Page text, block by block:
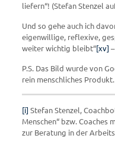
liefern“! (Stefan Stenzel
Und so gehe auch ich
eigenwillige, reflexive,
weiter wichtig bleibt“[xv]
P.S. Das Bild wurde von
rein menschliches Produkt.
[i] Stefan Stenzel,
Menschen“ bzw. Coaches
zur Beratung in der